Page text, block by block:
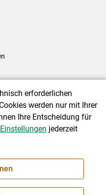
|Barrierefreiheit|
erforderlichen
werden nur mit Ihrer
Ihre Entscheidung für
jederzeit